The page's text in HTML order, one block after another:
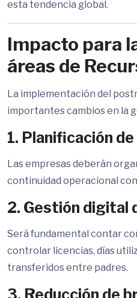
esta tendencia global.
Impacto para
áreas de
La implementación del
importantes cambios en la
1. Planificación
Las empresas deberán
continuidad operacional
2. Gestión digital
Será fundamental contar
controlar licencias, días
transferidos entre padres.
3. Reducción de